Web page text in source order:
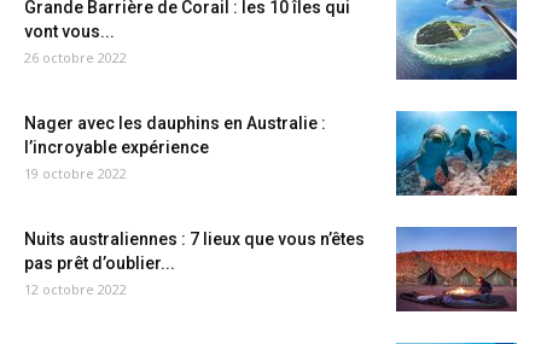
Grande Barrière de Corail : les 10 îles qui
vont vous...
26 octobre 2022
Nager avec les dauphins en Australie :
l’incroyable expérience
19 octobre 2022
Nuits australiennes : 7 lieux que vous n’êtes
pas prêt d’oublier...
12 octobre 2022